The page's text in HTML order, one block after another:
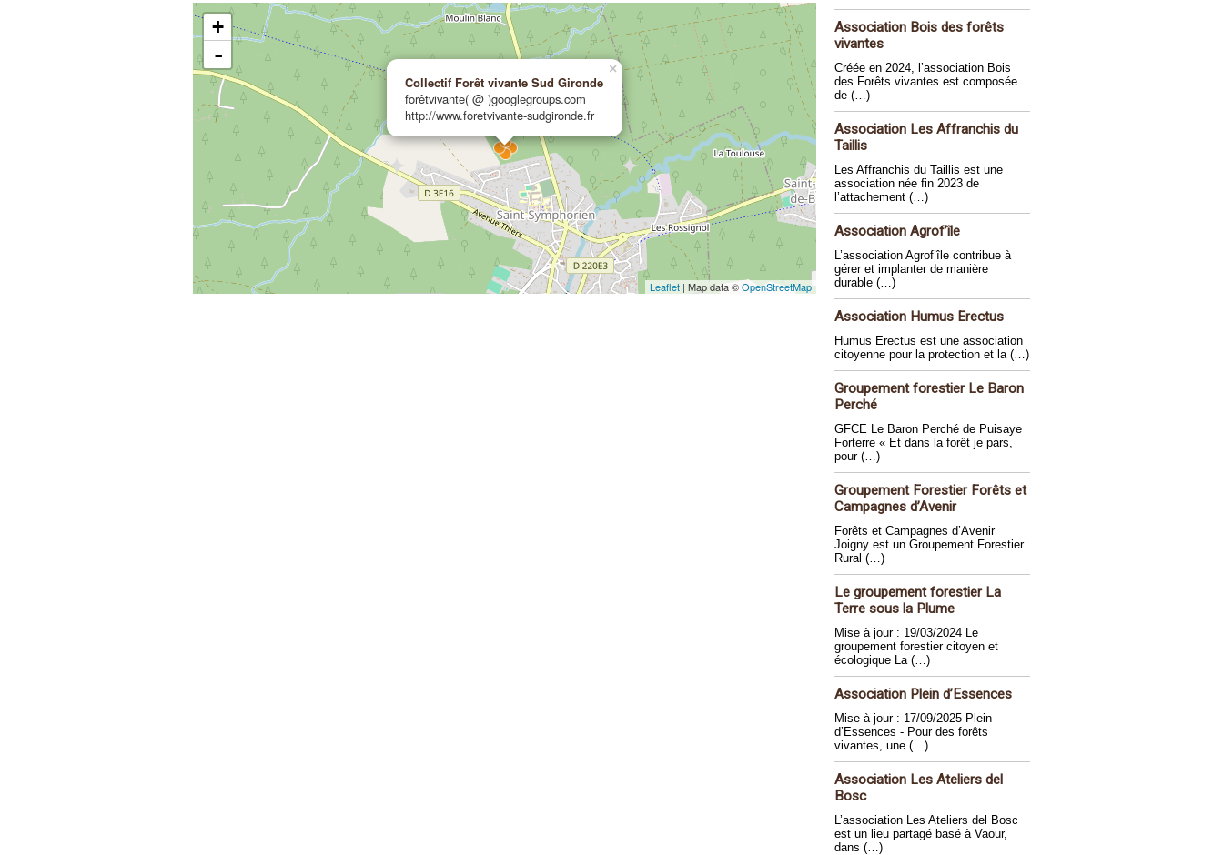
×
Collectif Forêt vivante Sud Gironde
forêtvivante( @ )googlegroups.com
http://www.foretvivante-sudgironde.fr
+
-
Leaflet | Map data ©OpenStreetMap
Association Bois des forêts
vivantes
Créée en 2024, l’association Bois
des Forêts vivantes est composée
de (…)
Association Les Affranchis du
Taillis
Les Affranchis du Taillis est une
association née fin 2023 de
l’attachement (…)
Association Agrof’île
L’association Agrof’île contribue à
gérer et implanter de manière
durable (…)
Association Humus Erectus
Humus Erectus est une association
citoyenne pour la protection et la (…)
Groupement forestier Le Baron
Perché
GFCE Le Baron Perché de Puisaye
Forterre « Et dans la forêt je pars,
pour (…)
Groupement Forestier Forêts et
Campagnes d’Avenir
Forêts et Campagnes d’Avenir
Joigny est un Groupement Forestier
Rural (…)
Le groupement forestier La
Terre sous la Plume
Mise à jour : 19/03/2024 Le
groupement forestier citoyen et
écologique La (…)
Association Plein d’Essences
Mise à jour : 17/09/2025 Plein
d’Essences - Pour des forêts
vivantes, une (…)
Association Les Ateliers del
Bosc
L’association Les Ateliers del Bosc
est un lieu partagé basé à Vaour,
dans (…)